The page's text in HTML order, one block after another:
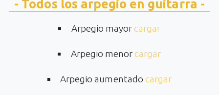
- Todos los arpegio en guitarra -
Arpegio mayorcargar
Arpegio menorcargar
Arpegio aumentado cargar